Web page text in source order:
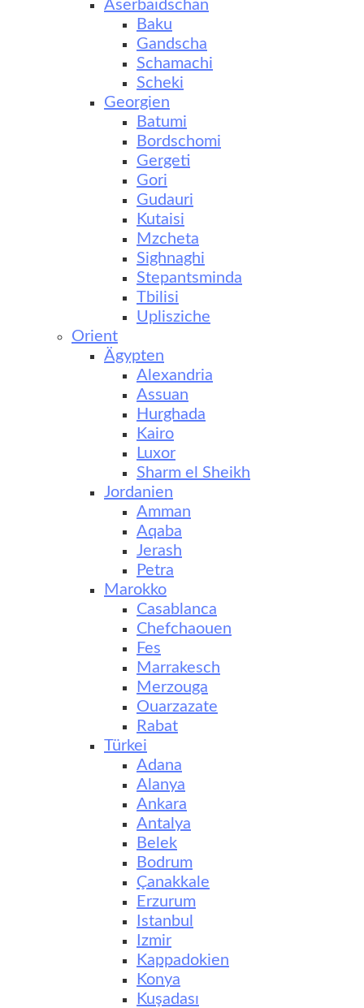
Aserbaidschan
Baku
Gandscha
Schamachi
Scheki
Georgien
Batumi
Bordschomi
Gergeti
Gori
Gudauri
Kutaisi
Mzcheta
Sighnaghi
Stepantsminda
Tbilisi
Uplisziche
Orient
Ägypten
Alexandria
Assuan
Hurghada
Kairo
Luxor
Sharm el Sheikh
Jordanien
Amman
Aqaba
Jerash
Petra
Marokko
Casablanca
Chefchaouen
Fes
Marrakesch
Merzouga
Ouarzazate
Rabat
Türkei
Adana
Alanya
Ankara
Antalya
Belek
Bodrum
Çanakkale
Erzurum
Istanbul
Izmir
Kappadokien
Konya
Kuşadası